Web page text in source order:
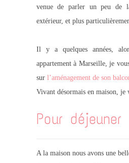
venue de parler un peu de
extérieur, et plus
Il y a quelques années,
appartement à Marseille, je
sur l’aménagement de son
Vivant désormais en maison, je
Pour déjeuner
A la maison nous avons une